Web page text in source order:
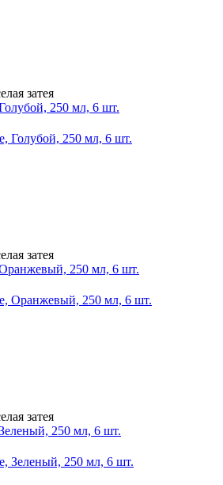
250 мл, 6 шт.
250 мл, 6 шт.
250 мл, 6 шт.